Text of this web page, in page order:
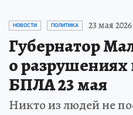
НОВОСТИ ПОЛИТИКА 23 мая
Губернатор
о разрушениях
БПЛА 23 мая
Никто из людей не